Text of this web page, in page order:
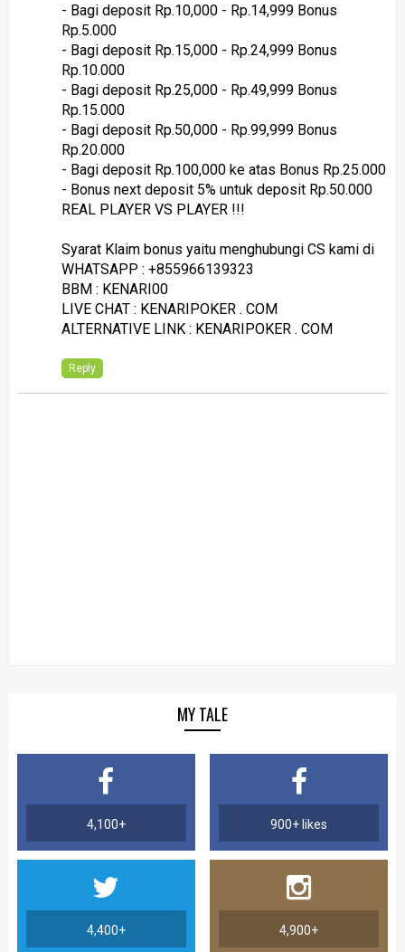
- Bagi deposit Rp.10,000 - Rp.14,999 Bonus
Rp.5.000
- Bagi deposit Rp.15,000 - Rp.24,999 Bonus
Rp.10.000
- Bagi deposit Rp.25,000 - Rp.49,999 Bonus
Rp.15.000
- Bagi deposit Rp.50,000 - Rp.99,999 Bonus
Rp.20.000
- Bagi deposit Rp.100,000 ke atas Bonus Rp.25.000
- Bonus next deposit 5% untuk deposit Rp.50.000
REAL PLAYER VS PLAYER !!!
Syarat Klaim bonus yaitu menghubungi CS kami di
WHATSAPP : +855966139323
BBM : KENARI00
LIVE CHAT : KENARIPOKER . COM
ALTERNATIVE LINK : KENARIPOKER . COM
Reply
MY TALE
4,100+ 900+ likes
4,400+ 4,900+